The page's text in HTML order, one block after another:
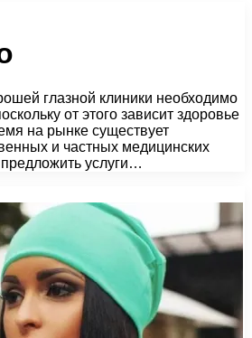
глазной клиники необходимо
от этого зависит здоровье
на рынке существует
и частных медицинских
услуги…